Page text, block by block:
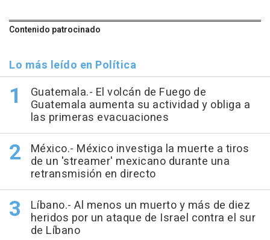
Contenido patrocinado
Lo más leído en Política
Guatemala.- El volcán de Fuego de
Guatemala aumenta su actividad y obliga a
las primeras evacuaciones
México.- México investiga la muerte a tiros
de un 'streamer' mexicano durante una
retransmisión en directo
Líbano.- Al menos un muerto y más de diez
heridos por un ataque de Israel contra el sur
de Líbano